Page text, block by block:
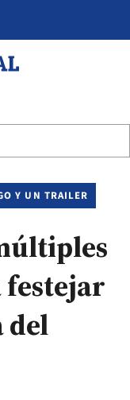
Y UN TRAILER
festejar
del